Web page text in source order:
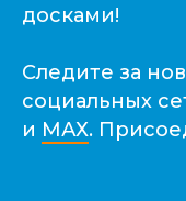
досками!
Следите за
социальных
и МАХ.